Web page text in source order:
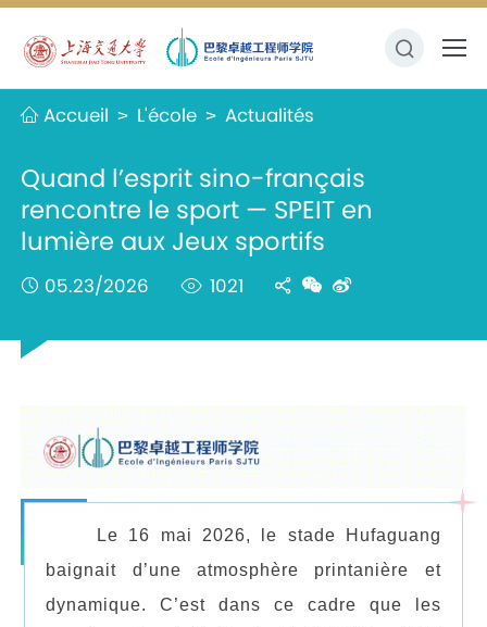
Accueil > L'école > Actualités
Quand l’esprit sino-français
rencontre le sport — SPEIT en
lumière aux Jeux sportifs
05.23/2026 1021
Le 16 mai 2026, le stade Hufaguang
baignait d’une atmosphère printanière et
dynamique. C’est dans ce cadre que les